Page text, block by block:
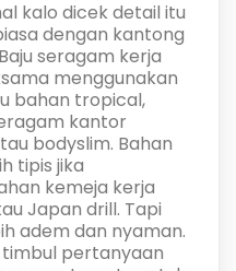
kalo dicek detail itu
dengan kantong
seragam kerja
menggunakan
bahan tropical,
kantor
bodyslim. Bahan
tipis jika
kemeja kerja
Japan drill. Tapi
adem dan nyaman.
pertanyaan